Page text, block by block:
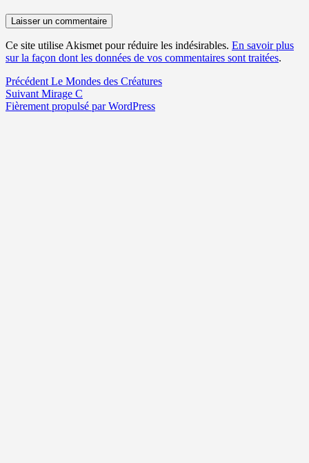
Ce site utilise Akismet pour réduire les indésirables. En savoir plus
sur la façon dont les données de vos commentaires sont traitées.
Navigation
de
Précédent Article
précédent :
Le Mondes des Créatures
Suivant Article
suivant :
Mirage C
Fièrement propulsé par WordPress